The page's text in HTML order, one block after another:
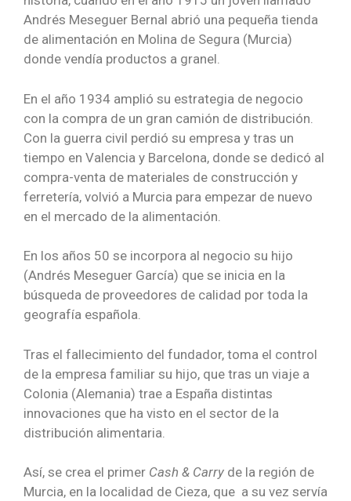
Andrés Meseguer Bernal abrió una pequeña tienda
de alimentación en Molina de Segura (Murcia)
donde vendía productos a granel.
En el año 1934 amplió su estrategia de negocio
con la compra de un gran camión de distribución.
Con la guerra civil perdió su empresa y tras un
tiempo en Valencia y Barcelona, donde se dedicó al
compra-venta de materiales de construcción y
ferretería, volvió a Murcia para empezar de nuevo
en el mercado de la alimentación.
En los años 50 se incorpora al negocio su hijo
(Andrés Meseguer García) que se inicia en la
búsqueda de proveedores de calidad por toda la
geografía española.
Tras el fallecimiento del fundador, toma el control
de la empresa familiar su hijo, que tras un viaje a
Colonia (Alemania) trae a España distintas
innovaciones que ha visto en el sector de la
distribución alimentaria.
Así, se crea el primer Cash & Carry de la región de
Murcia, en la localidad de Cieza, que a su vez servía